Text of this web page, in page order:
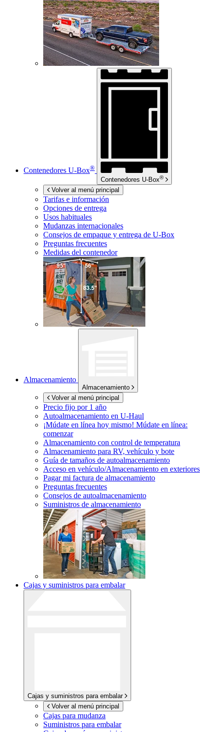
Contenedores U-Box®
Contenedores U-Box®
Volver al menú principal
Tarifas e información
Opciones de entrega
Usos habituales
Mudanzas internacionales
Consejos de empaque y entrega de U-Box
Preguntas frecuentes
Medidas del contenedor
Almacenamiento
Almacenamiento
Volver al menú principal
Precio fijo por 1 año
Autoalmacenamiento en U-Haul
¡Múdate en línea hoy mismo! Múdate en línea:
comenzar
Almacenamiento con control de temperatura
Almacenamiento para RV, vehículo y bote
Guía de tamaños de autoalmacenamiento
Acceso en vehículo/Almacenamiento en exteriores
Pagar mi factura de almacenamiento
Preguntas frecuentes
Consejos de autoalmacenamiento
Suministros de almacenamiento
Cajas y suministros para embalar
Cajas y suministros para embalar
Volver al menú principal
Cajas para mudanza
Suministros para embalar